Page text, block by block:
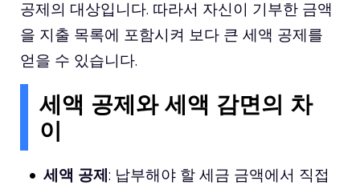
공제의 대상입니다. 따라서 자신이 기부한 금액
을 지출 목록에 포함시켜 보다 큰 세액 공제를
얻을 수 있습니다.
세액 공제와 세액 감면의 차
이
세액 공제: 납부해야 할 세금 금액에서 직접